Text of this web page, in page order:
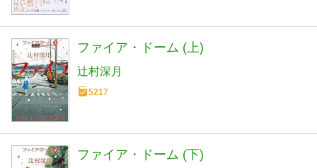
ファイア・ドーム (上)
辻村深月
5217
ファイア・ドーム (下)